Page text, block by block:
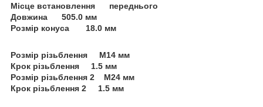
Місце встановлення переднього
Довжина 505.0 мм
Розмір конуса 18.0 мм
Розмір різьблення M14 мм
Крок різьблення 1.5 мм
Розмір різьблення 2 M24 мм
Крок різьблення 2 1.5 мм